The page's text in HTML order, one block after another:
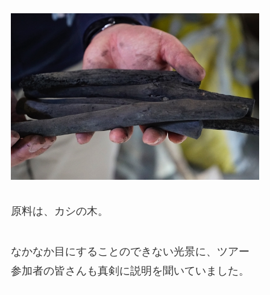
原料は、カシの木。
なかなか目にすることのできない光景に、ツアー
参加者の皆さんも真剣に説明を聞いていました。